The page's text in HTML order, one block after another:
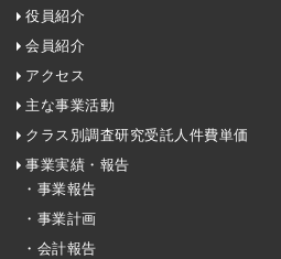
役員紹介
会員紹介
アクセス
主な事業活動
クラス別調査研究受託人件費単価
事業実績・報告
・事業報告
・事業計画
・会計報告